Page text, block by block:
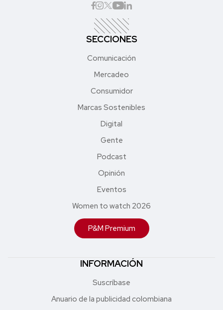
SECCIONES
Comunicación
Mercadeo
Consumidor
Marcas Sostenibles
Digital
Gente
Podcast
Opinión
Eventos
Women to watch 2026
P&M Premium
INFORMACIÓN
Suscríbase
Anuario de la publicidad colombiana